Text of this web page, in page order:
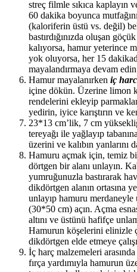
streç filmle sıkıca kaplayın
60 dakika boyunca
(kaloriferin üstü vs. değil)
bastırdığınızda oluşan
kalıyorsa, hamur yeterince
yok oluyorsa, her 15
mayalandırmaya devam
Hamur mayalanırken iç
içine dökün. Üzerine limon
rendelerini ekleyip
yedirin, iyice karıştırın ve
23*13 cm’lik, 7 cm
tereyağı ile yağlayıp
üzerini ve kalıbın yanlarını
Hamuru açmak için, temiz
dörtgen bir alanı unlayın.
yumruğunuzla bastırarak
dikdörtgen alanın ortasına
unlayıp hamuru merdaneyle
(30*50 cm) açın. Açma
altını ve üstünü hafifçe
Hamurun köşelerini elinizle
dikdörtgen elde etmeye
İç harç malzemeleri
fırça yardımıyla hamurun